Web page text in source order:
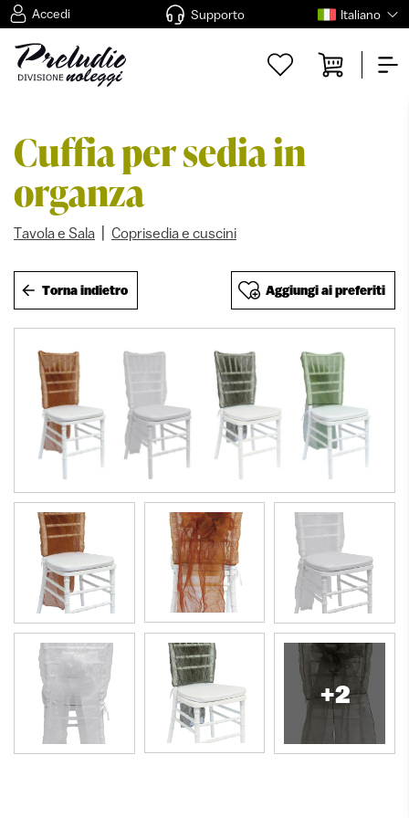
Accedi Supporto Italiano
Cuffia per sedia in
organza
Tavola e Sala Coprisedia e cuscini
Torna indietro Aggiungi ai preferiti
+2